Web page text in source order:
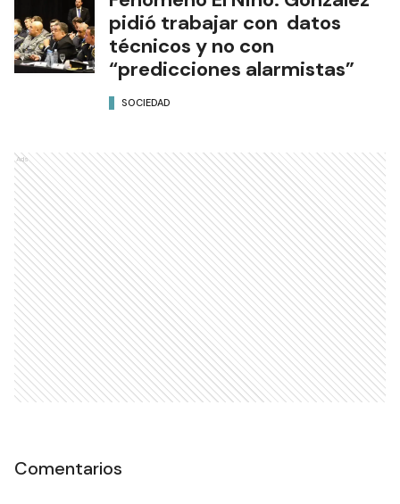
pidió trabajar con datos
técnicos y no con
“predicciones alarmistas”
SOCIEDAD
Ads
Comentarios